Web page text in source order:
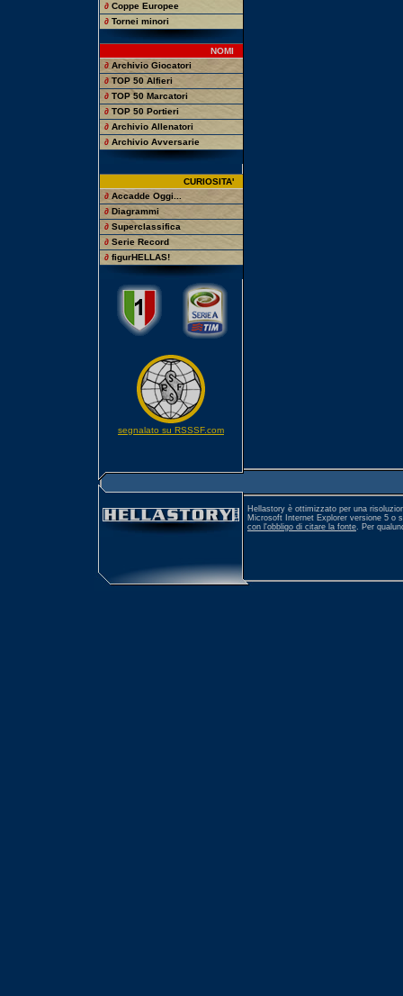
∂ Coppe Europee
∂ Tornei minori
NOMI
∂ Archivio Giocatori
∂ TOP 50 Alfieri
∂ TOP 50 Marcatori
∂ TOP 50 Portieri
∂ Archivio Allenatori
∂ Archivio Avversarie
CURIOSITA'
∂ Accadde Oggi...
∂ Diagrammi
∂ Superclassifica
∂ Serie Record
∂ figurHELLAS!
segnalato su RSSSF.com
Hellastory è ottimizzato per una
Microsoft Internet Explorer versione 5 o
con l'obbligo di citare la fonte. Per